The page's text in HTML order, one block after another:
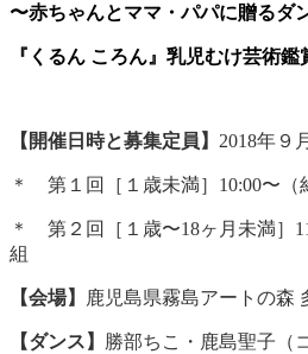
〜赤ちゃんとママ・パパに贈るダ
『くるん ころん』乳児むけ芸術
【開催日時と募集定員】 2018年９
＊ 第１回［１歳未満］10:00〜（
＊ 第２回［１歳〜18ヶ月未満］
組
【会場】 鹿児島県霧島アートの森
【ダンス】 勝部ちこ・鹿島聖子（